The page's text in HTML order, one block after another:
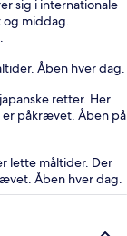
sig i internationale
og middag.
Åben hver dag.
retter. Her
er påkrævet. Åben på
lette måltider. Der
Åben hver dag.